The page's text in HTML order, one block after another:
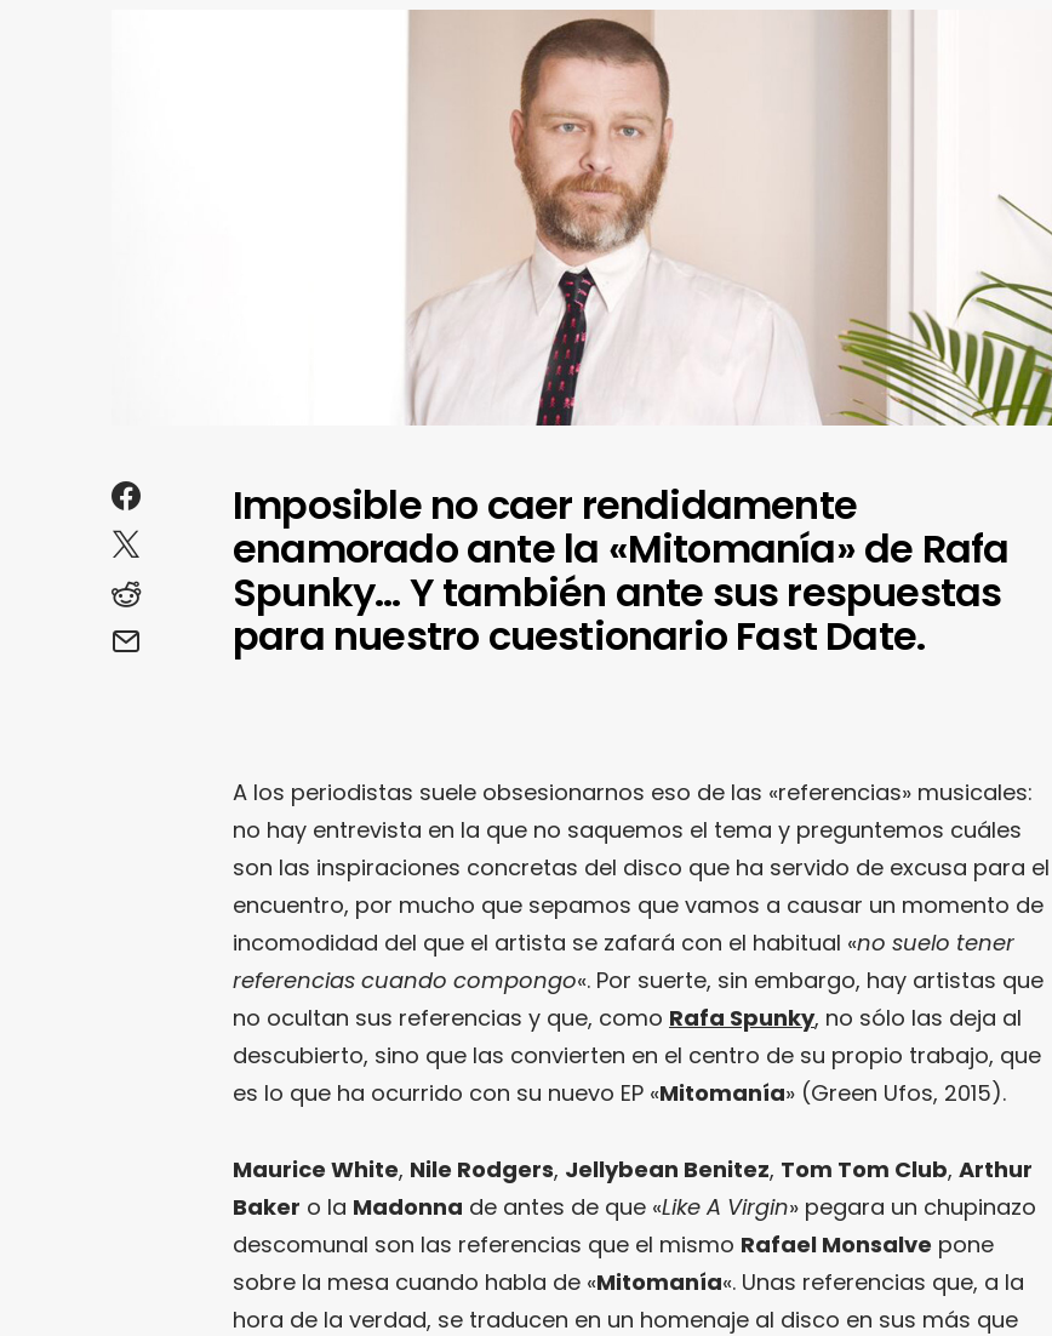
Imposible no caer rendidamente
enamorado ante la «Mitomanía» de Rafa
Spunky… Y también ante sus respuestas
para nuestro cuestionario Fast Date.
A los periodistas suele obsesionarnos eso de las «referencias» musicales:
no hay entrevista en la que no saquemos el tema y preguntemos cuáles
son las inspiraciones concretas del disco que ha servido de excusa para el
encuentro, por mucho que sepamos que vamos a causar un momento de
incomodidad del que el artista se zafará con el habitual «no suelo tener
referencias cuando compongo«. Por suerte, sin embargo, hay artistas que
no ocultan sus referencias y que, como Rafa Spunky, no sólo las deja al
descubierto, sino que las convierten en el centro de su propio trabajo, que
es lo que ha ocurrido con su nuevo EP «Mitomanía» (Green Ufos, 2015).
Maurice White, Nile Rodgers, Jellybean Benitez, Tom Tom Club, Arthur
Baker o la Madonna de antes de que «Like A Virgin» pegara un chupinazo
descomunal son las referencias que el mismo Rafael Monsalve pone
sobre la mesa cuando habla de «Mitomanía«. Unas referencias que, a la
hora de la verdad, se traducen en un homenaje al disco en sus más que